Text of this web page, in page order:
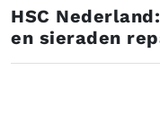
HSC
en sieraden